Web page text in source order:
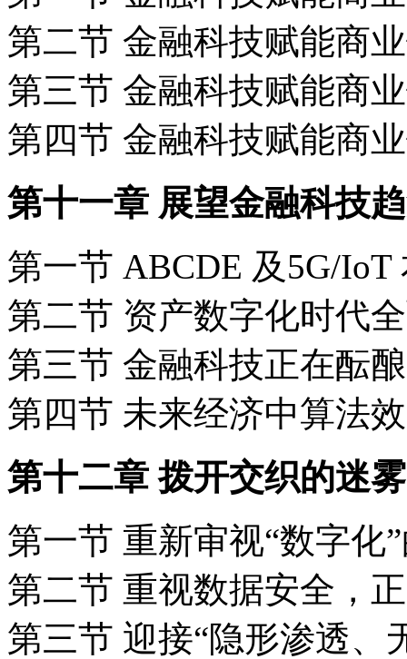
第二节 金融科技赋能商
第三节 金融科技赋能商
第四节 金融科技赋能商
第十一章 展望金融科技
第一节 ABCDE 及5G/
第二节 资产数字化时代
第三节 金融科技正在酝
第四节 未来经济中算法
第十二章 拨开交织的迷
第一节 重新审视“数字化
第二节 重视数据安全，
第三节 迎接“隐形渗透、